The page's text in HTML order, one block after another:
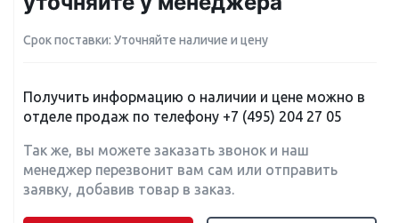
Срок поставки: Уточняйте наличие и цену
Получить информацию о наличии и цене можно в
отделе продаж по телефону +7 (495) 204 27 05
Так же, вы можете заказать звонок и наш
менеджер перезвонит вам сам или отправить
заявку, добавив товар в заказ.